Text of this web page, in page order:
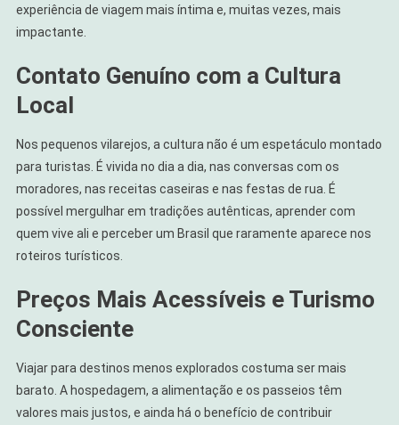
experiência de viagem mais íntima e, muitas vezes, mais
impactante.
Contato Genuíno com a Cultura
Local
Nos pequenos vilarejos, a cultura não é um espetáculo montado
para turistas. É vivida no dia a dia, nas conversas com os
moradores, nas receitas caseiras e nas festas de rua. É
possível mergulhar em tradições autênticas, aprender com
quem vive ali e perceber um Brasil que raramente aparece nos
roteiros turísticos.
Preços Mais Acessíveis e Turismo
Consciente
Viajar para destinos menos explorados costuma ser mais
barato. A hospedagem, a alimentação e os passeios têm
valores mais justos, e ainda há o benefício de contribuir